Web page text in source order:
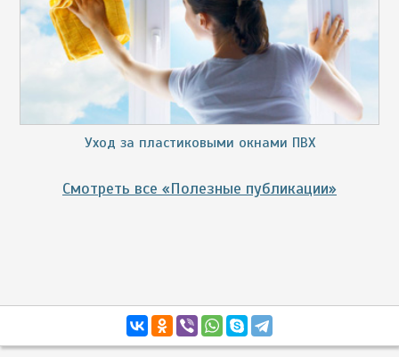
Уход за пластиковыми окнами ПВХ
Смотреть все «Полезные публикации»